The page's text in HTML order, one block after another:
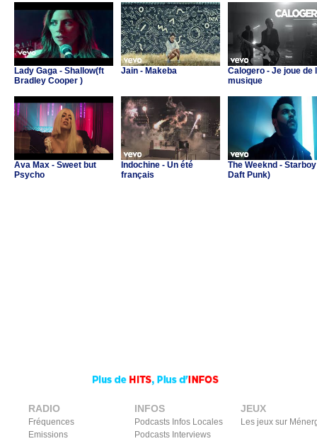
Lady Gaga - Shallow(ft
Bradley Cooper )
Jain - Makeba
Calogero - Je joue de
musique
Ava Max - Sweet but
Psycho
Indochine - Un été
français
The Weeknd -
Daft Punk)
RADIO
Fréquences
Emissions
INFOS
Podcasts Infos Locales
Podcasts Interviews
JEUX
Les jeux sur